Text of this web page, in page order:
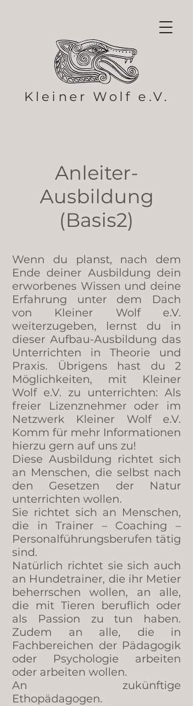
Kleiner Wolf e.V.
Anleiter-
Ausbildung
(Basis2)
Wenn du planst, nach dem
Ende deiner Ausbildung dein
erworbenes Wissen und deine
Erfahrung unter dem Dach
von Kleiner Wolf e.V.
weiterzugeben, lernst du in
dieser Aufbau-Ausbildung das
Unterrichten in Theorie und
Praxis. Übrigens hast du 2
Möglichkeiten, mit Kleiner
Wolf e.V. zu unterrichten: Als
freier Lizenznehmer oder im
Netzwerk Kleiner Wolf e.V.
Komm für mehr Informationen
hierzu gern auf uns zu!
Diese Ausbildung richtet sich
an Menschen, die selbst nach
den Gesetzen der Natur
unterrichten wollen.
Sie richtet sich an Menschen,
die in Trainer – Coaching –
Personalführungsberufen tätig
sind.
Natürlich richtet sie sich auch
an Hundetrainer, die ihr Metier
beherrschen wollen, an alle,
die mit Tieren beruflich oder
als Passion zu tun haben.
Zudem an alle, die in
Fachbereichen der Pädagogik
oder Psychologie arbeiten
oder arbeiten wollen.
An zukünftige
Ethopädagogen.